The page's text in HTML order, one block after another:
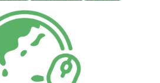
，全國各縣市均有推薦濕地。營
階段以評定各推薦濕地重要性為
將之區分為「國際級」、「國家
研究型」濕地，並完成「國家重
灣保育溼地作為，並可提供相關